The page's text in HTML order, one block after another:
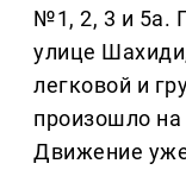
№1, 2, 3 и 5а.
улице
легковой и
произошло
Движение